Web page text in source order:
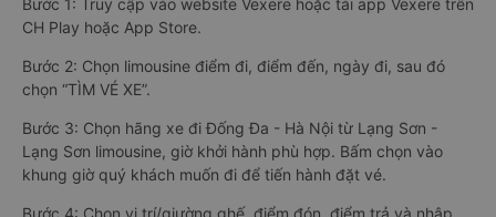
Bước 1: Truy cập vào website Vexere hoặc tải app Vexere trên
CH Play hoặc App Store.
Bước 2: Chọn limousine điểm đi, điểm đến, ngày đi, sau đó
chọn “TÌM VÉ XE”.
Bước 3: Chọn hãng xe đi Đống Đa - Hà Nội từ Lạng Sơn -
Lạng Sơn limousine, giờ khởi hành phù hợp. Bấm chọn vào
khung giờ quý khách muốn đi để tiến hành đặt vé.
Bước 4: Chọn vị trí/giường ghế, điểm đón, điểm trả và nhập